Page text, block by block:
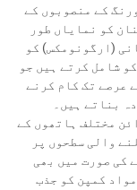
کے منصوبوں کے
کو نمایاں طور
(ارگونومکس) کو
شامل کرتے ہیں جو
عرصے تک کام کرنے
بناتے ہیں۔
مختلف ہاتھوں کے
والی سطحوں پر
کی صورت میں بھی
کمپن کو جذب